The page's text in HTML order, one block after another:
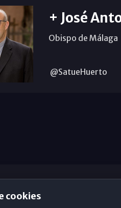
+ José
Obispo de Málaga
@SatueHuerto
cookies